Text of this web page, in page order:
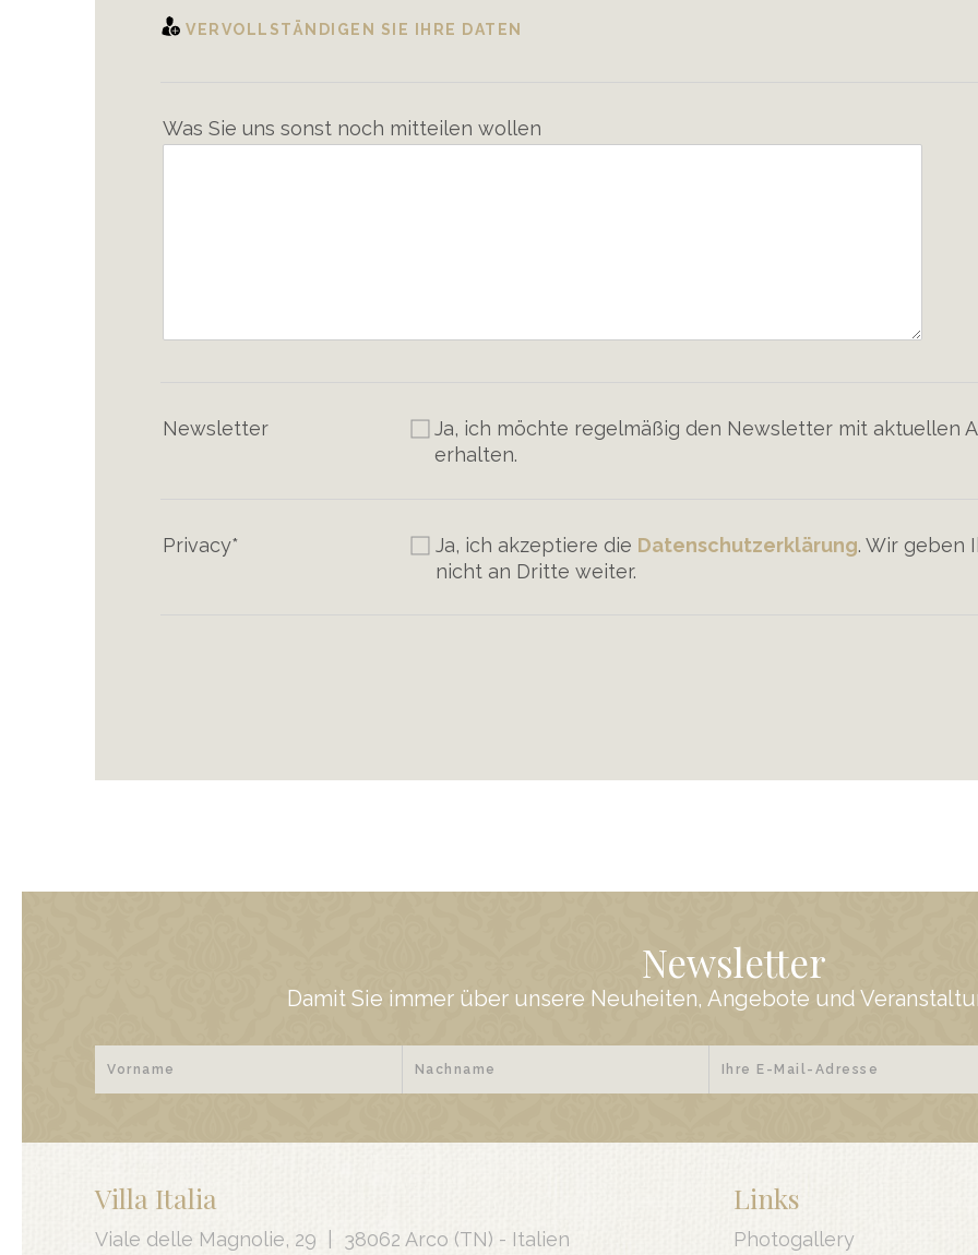
VERVOLLSTÄNDIGEN SIE IHRE DATEN
Was Sie uns sonst noch mitteilen wollen
Newsletter
Ja, ich möchte regelmäßig den Newsletter mit aktuellen
erhalten.
Privacy* Ja, ich akzeptiere die Datenschutzerklärung. Wir geben
nicht an Dritte weiter.
Newsletter
Damit Sie immer über unsere Neuheiten, Angebote und
Villa Italia
Viale delle Magnolie, 29 38062 Arco (TN) - Italien
Links
Photogallery